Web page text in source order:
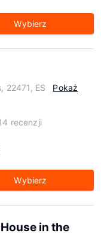
Wybierz
22471, ES
Pokaż
recenzji
Wybierz
in the